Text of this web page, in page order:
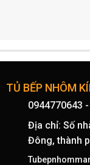
TỦ BẾP NHÔM
0944770643 -
Địa chỉ: Số
Đông, thành